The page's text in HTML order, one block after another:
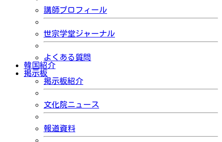
講師プロフィール
世宗学堂ジャーナル
よくある質問
韓国紹介
掲示板
掲示板紹介
文化院ニュース
報道資料